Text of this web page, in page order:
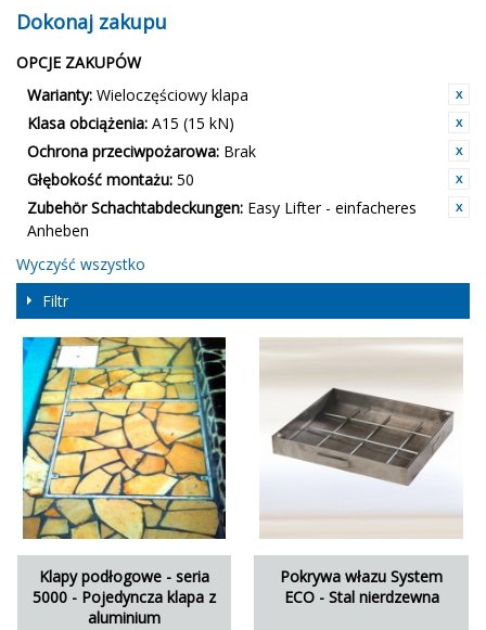
Dokonaj zakupu
OPCJE ZAKUPÓW
Warianty: Wieloczęściowy klapa
Klasa obciążenia: A15 (15 kN)
Ochrona przeciwpożarowa: Brak
Głębokość montażu: 50
Zubehör Schachtabdeckungen: Easy Lifter - einfacheres
Anheben
Wyczyść wszystko
Filtr
Klapy podłogowe - seria
5000 - Pojedyncza klapa z
aluminium
Pokrywa włazu System
ECO - Stal nierdzewna